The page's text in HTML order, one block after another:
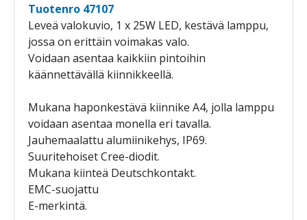
Tuotenro 47107
Leveä valokuvio, 1 x 25W LED, kestävä lamppu,
jossa on erittäin voimakas valo.
Voidaan asentaa kaikkiin pintoihin
käännettävällä kiinnikkeellä.
Mukana haponkestävä kiinnike A4, jolla lamppu
voidaan asentaa monella eri tavalla.
Jauhemaalattu alumiinikehys, IP69.
Suuritehoiset Cree-diodit.
Mukana kiinteä Deutschkontakt.
EMC-suojattu
E-merkintä.